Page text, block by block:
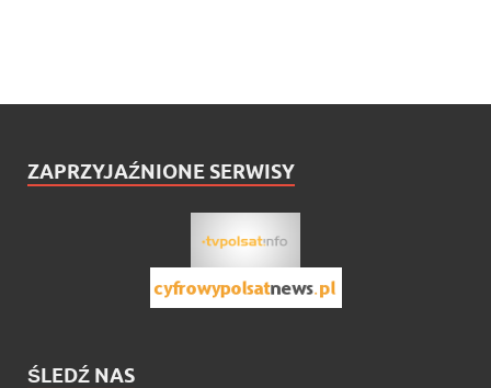
ZAPRZYJAŹNIONE SERWISY
ŚLEDŹ NAS